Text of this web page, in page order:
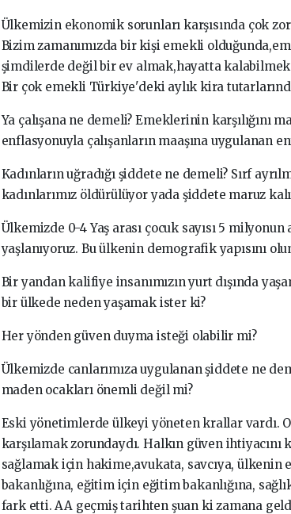
Ülkemizin ekonomik sorunları karşısında çok
Bizim zamanımızda bir kişi emekli
şimdilerde değil bir ev almak,hayatta
Bir çok emekli Türkiye'deki aylık kira
Ya çalışana ne demeli? Emeklerinin karşılığını
enflasyonuyla çalışanların maaşına uygulanan
Kadınların uğradığı şiddete ne demeli? Sırf
kadınlarımız öldürülüyor yada şiddete maruz
Ülkemizde 0-4 Yaş arası çocuk sayısı 5
yaşlanıyoruz. Bu ülkenin demografik yapısını
Bir yandan kalifiye insanımızın yurt dışında
bir ülkede neden yaşamak ister ki?
Her yönden güven duyma isteği olabilir mi?
Ülkemizde canlarımıza uygulanan şiddete ne
maden ocakları önemli değil mi?
Eski yönetimlerde ülkeyi yöneten krallar vardı.
karşılamak zorundaydı. Halkın güven
sağlamak için hakime,avukata, savcıya,
bakanlığına, eğitim için eğitim bakanlığına,
fark etti. AA geçmiş tarihten şuan ki zamana